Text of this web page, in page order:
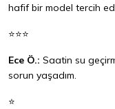
hafif bir model tercih
⭐⭐⭐
Ece Ö.: Saatin su
sorun yaşadım.
⭐